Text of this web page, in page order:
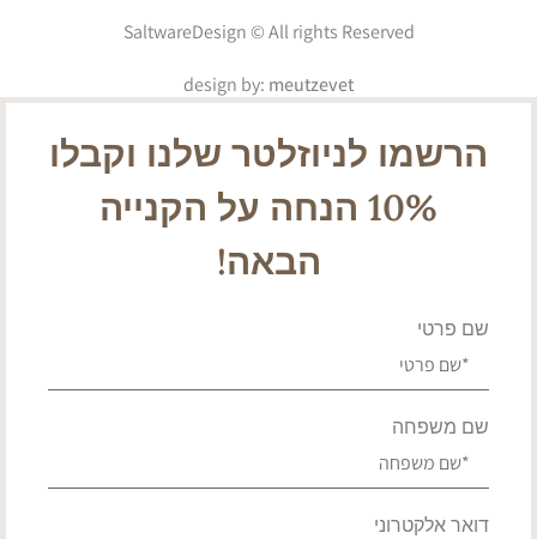
SaltwareDesign © All rights Reserved
design by: meutzevet
הרשמו לניוזלטר שלנו וקבלו
10% הנחה על הקנייה
הבאה!
שם פרטי
שם משפחה
דואר אלקטרוני